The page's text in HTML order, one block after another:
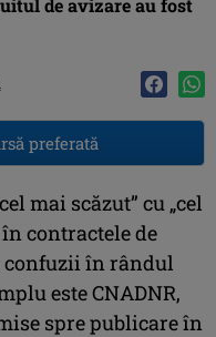
de avizare au fost
preferată
mai scăzut” cu „cel
contractele de
confuzii în rândul
este CNADNR,
spre publicare în